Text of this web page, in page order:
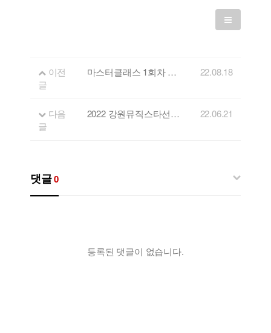
이전
글
마스터클래스 1회차 안내(영화음악감독 이동준) 22.08.18
다음
글
2022 강원뮤직스타선발대회 결선 진출자 명단 22.06.21
댓글0
등록된 댓글이 없습니다.